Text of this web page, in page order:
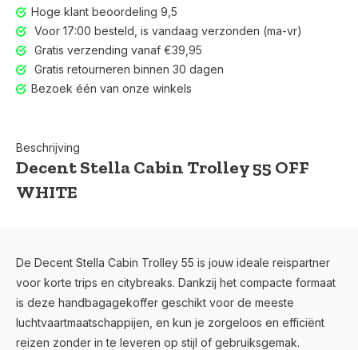
Voor 17:00 besteld, is vandaag verzonden (ma-vr)
Hoge klant beoordeling 9,5
Voor 17:00 besteld, is vandaag verzonden (ma-vr)
Gratis verzending vanaf €39,95
Gratis retourneren binnen 30 dagen
Bezoek één van onze winkels
Beschrijving
Decent Stella Cabin Trolley 55 OFF
WHITE
De Decent Stella Cabin Trolley 55 is jouw ideale reispartner
voor korte trips en citybreaks. Dankzij het compacte formaat
is deze handbagagekoffer geschikt voor de meeste
luchtvaartmaatschappijen, en kun je zorgeloos en efficiënt
reizen zonder in te leveren op stijl of gebruiksgemak.